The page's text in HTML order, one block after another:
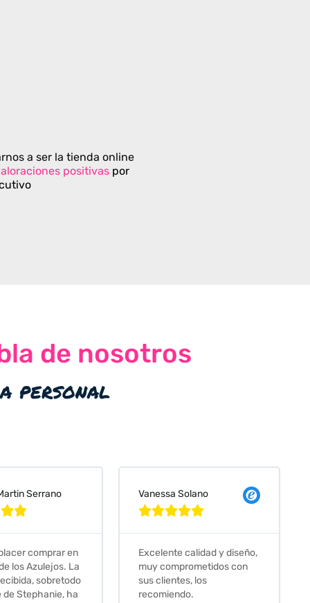
a ser la tienda online
positivas por
de nosotros
personal

calidad y diseño,
con
los
Judit Bonet Pardell

Que decir, si teneis que
comprar alguna baldosa
este és el sitio indicado! Yo
pedi una muestra y me